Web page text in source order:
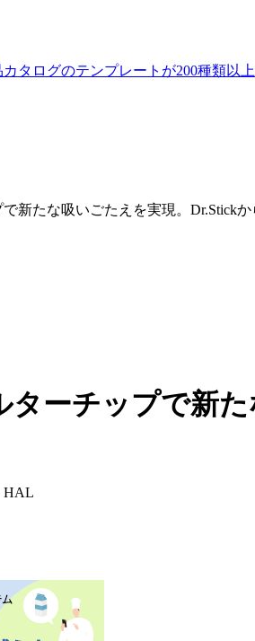
タログのテンプレートが200種類以上
で新たな吸いごたえを実現。Dr.Stick
ターチップで新
HAL